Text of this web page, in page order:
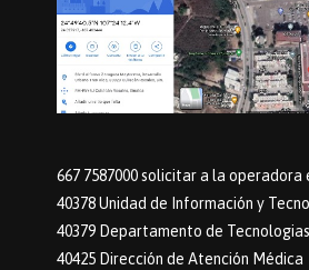
667 7587000 solicitar a la operadora
40378 Unidad de Información y
40379 Departamento de
40425 Dirección de Atención Médica